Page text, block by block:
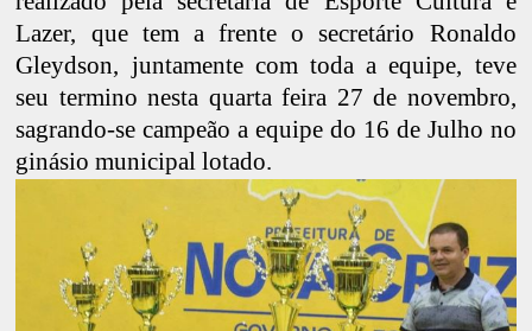
Lazer, que tem a frente o secretário Ronaldo
Gleydson, juntamente com toda a equipe, teve
seu termino nesta quarta feira 27 de novembro,
sagrando-se campeão a equipe do 16 de Julho no
ginásio municipal lotado.